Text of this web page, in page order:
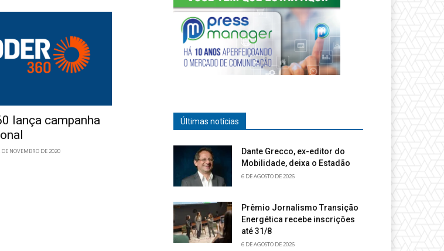
lança campanha
DE NOVEMBRO DE 2020
Últimas notícias
Dante Grecco, ex-editor do
Mobilidade, deixa o Estadão
6 DE AGOSTO DE 2026
Prêmio Jornalismo Transição
Energética recebe inscrições
até 31/8
6 DE AGOSTO DE 2026